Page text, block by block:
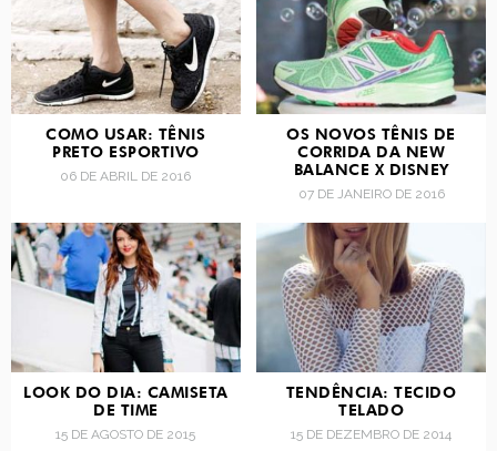
COMO USAR: TÊNIS
PRETO ESPORTIVO
06 DE ABRIL DE 2016
OS NOVOS TÊNIS DE
CORRIDA DA NEW
BALANCE X DISNEY
07 DE JANEIRO DE 2016
LOOK DO DIA: CAMISETA
DE TIME
15 DE AGOSTO DE 2015
TENDÊNCIA: TECIDO
TELADO
15 DE DEZEMBRO DE 2014